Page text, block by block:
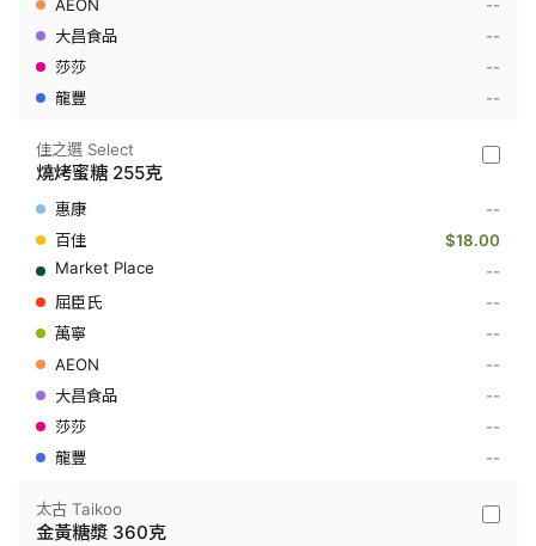
花
蜜
漿
--
--
--
--
佳
-
烤
255
佳之選 Select
燒烤蜜糖 255克
--
$18.00
--
--
--
--
--
--
--
太
太古 Taikoo
金黃糖漿 360克